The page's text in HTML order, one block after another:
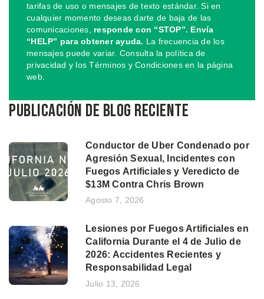
tarifas de uso o mensajes de texto estándar. Si en
cualquier momento deseas darte de baja de las
comunicaciones, responde con “STOP”. Envía
“HELP” para obtener ayuda. La frecuencia de los
mensajes puede variar. Consulta la política de
privacidad y los Términos y Condiciones en la página
web.
Publicación de blog reciente
Conductor de Uber Condenado por
Agresión Sexual, Incidentes con
Fuegos Artificiales y Veredicto de
$13M Contra Chris Brown
Agosto 7, 2026
Lesiones por Fuegos Artificiales en
California Durante el 4 de Julio de
2026: Accidentes Recientes y
Responsabilidad Legal
Julio 13, 2026